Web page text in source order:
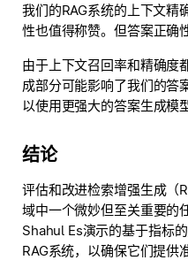
我们的RAG系统的上下文精
性也值得称赞。但答案正确
由于上下文召回率和精确度
成部分可能影响了我们的答
以使用更强大的答案生成模
结论
评估和改进检索增强生成（
域中一个微妙但至关重要的
Shahul Es演示的基于指标
RAG系统，以确保它们提供